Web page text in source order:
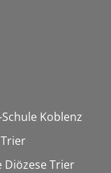
Koblenz
Diözese Trier